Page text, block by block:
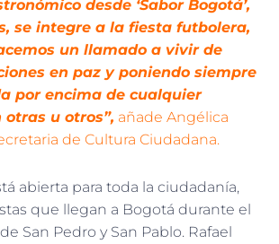
desde ‘Sabor Bogotá’,
se integre a la fiesta futbolera,
un llamado a vivir de
en paz y poniendo siempre
por encima de cualquier
u otros”, añade Angélica
de Cultura Ciudadana.
abierta para toda la ciudadanía,
que llegan a Bogotá durante el
San Pedro y San Pablo. Rafael